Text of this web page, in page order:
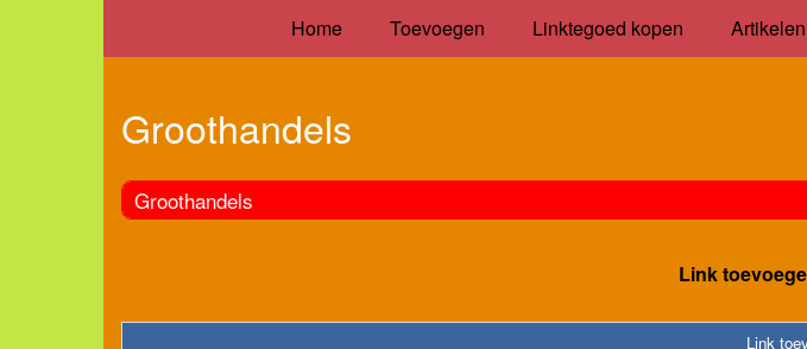
Home Toevoegen Linktegoed kopen Artikelen
Groothandels
Groothandels
Link
Link